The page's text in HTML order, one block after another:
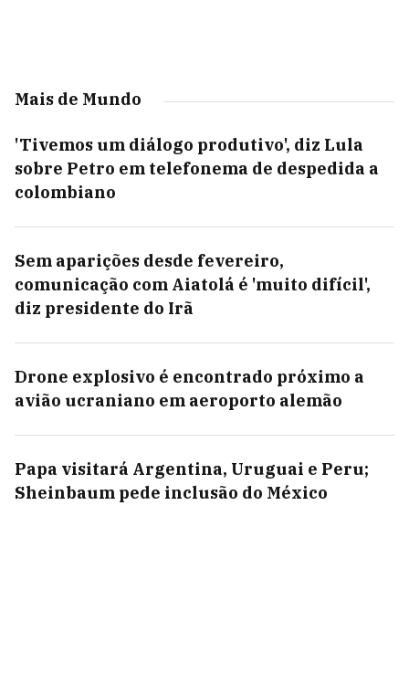
Mais de Mundo
'Tivemos um diálogo produtivo', diz Lula
sobre Petro em telefonema de despedida a
colombiano
Sem aparições desde fevereiro,
comunicação com Aiatolá é 'muito difícil',
diz presidente do Irã
Drone explosivo é encontrado próximo a
avião ucraniano em aeroporto alemão
Papa visitará Argentina, Uruguai e Peru;
Sheinbaum pede inclusão do México